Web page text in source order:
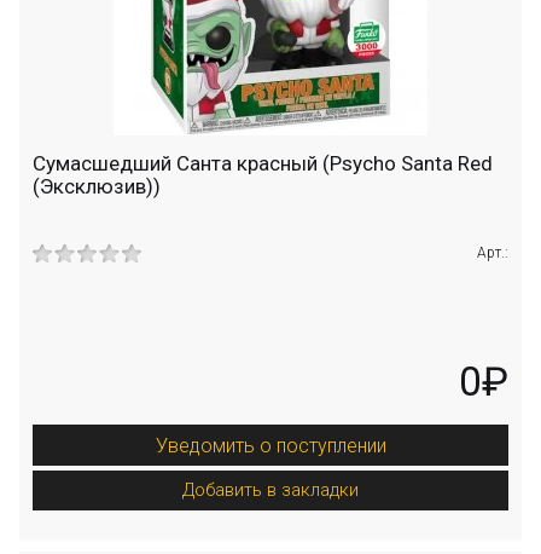
Сумасшедший Санта красный (Psycho Santa Red
(Эксклюзив))
Арт.:
0₽
Уведомить о поступлении
Добавить в закладки